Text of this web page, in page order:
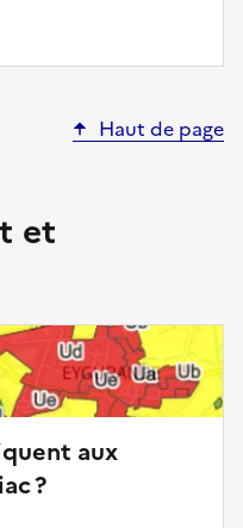
Haut de page
et
aux
?